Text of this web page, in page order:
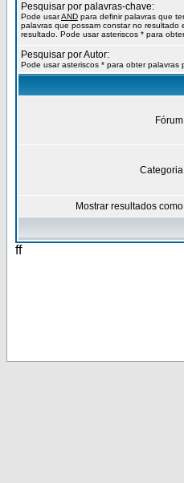
Pesquisar por palavras-chave:
Pode usarAND para definir palavras que
palavras que possam constar no resultado
resultado. Pode usar asteriscos * para
Pesquisar por Autor:
Pode usar asteriscos * para obter palavras
Mostrar resultados
ff